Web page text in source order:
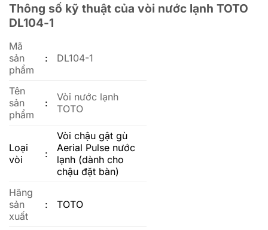
Thông số kỹ thuật của vòi nước lạnh TOTO
DL104-1
Mã
sản
phẩm
: DL104-1
Tên
sản
phẩm
:
Vòi nước lạnh
TOTO
Loại
vòi
:
Vòi chậu gật gù
Aerial Pulse nước
lạnh (dành cho
chậu đặt bàn)
Hãng
sản
xuất
: TOTO